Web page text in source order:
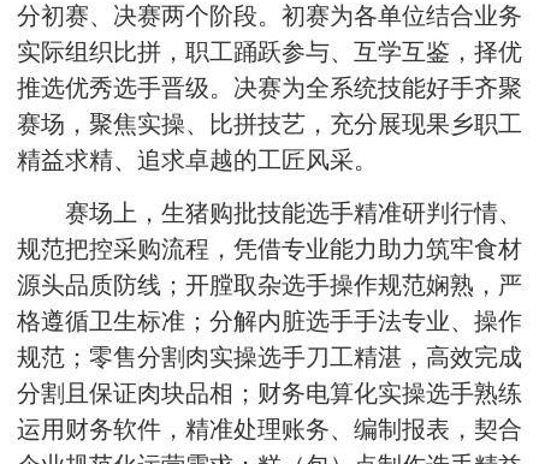
分初赛、决赛两个阶段。初赛为各单位结合业务
实际组织比拼，职工踊跃参与、互学互鉴，择优
推选优秀选手晋级。决赛为全系统技能好手齐聚
赛场，聚焦实操、比拼技艺，充分展现果乡职工
精益求精、追求卓越的工匠风采。
赛场上，生猪购批技能选手精准研判行情、
规范把控采购流程，凭借专业能力助力筑牢食材
源头品质防线；开膛取杂选手操作规范娴熟，严
格遵循卫生标准；分解内脏选手手法专业、操作
规范；零售分割肉实操选手刀工精湛，高效完成
分割且保证肉块品相；财务电算化实操选手熟练
运用财务软件，精准处理账务、编制报表，契合